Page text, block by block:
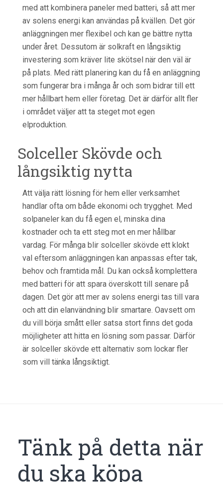
med att kombinera paneler med batteri, så att mer
av solens energi kan användas på kvällen. Det gör
anläggningen mer flexibel och kan ge bättre nytta
under året. Dessutom är solkraft en långsiktig
investering som kräver lite skötsel när den väl är
på plats. Med rätt planering kan du få en anläggning
som fungerar bra i många år och som bidrar till ett
mer hållbart hem eller företag. Det är därför allt fler
i området väljer att ta steget mot egen
elproduktion.
Solceller Skövde och
långsiktig nytta
Att välja rätt lösning för hem eller verksamhet
handlar ofta om både ekonomi och trygghet. Med
solpaneler kan du få egen el, minska dina
kostnader och ta ett steg mot en mer hållbar
vardag. För många blir solceller skövde ett klokt
val eftersom anläggningen kan anpassas efter tak,
behov och framtida mål. Du kan också komplettera
med batteri för att spara överskott till senare på
dagen. Det gör att mer av solens energi tas till vara
och att din elanvändning blir smartare. Oavsett om
du vill börja smått eller satsa stort finns det goda
möjligheter att hitta en lösning som passar. Därför
är solceller skövde ett alternativ som lockar fler
som vill tänka långsiktigt.
Tänk på detta när
du ska köpa